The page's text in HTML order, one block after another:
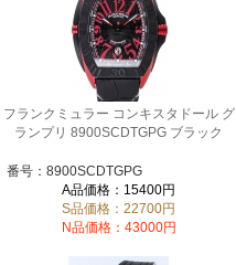
フランクミュラー コンキスタドール グ
ランプリ 8900SCDTGPG ブラック
番号：8900SCDTGPG
A品価格：15400円
S品価格：22700円
N品価格：43000円